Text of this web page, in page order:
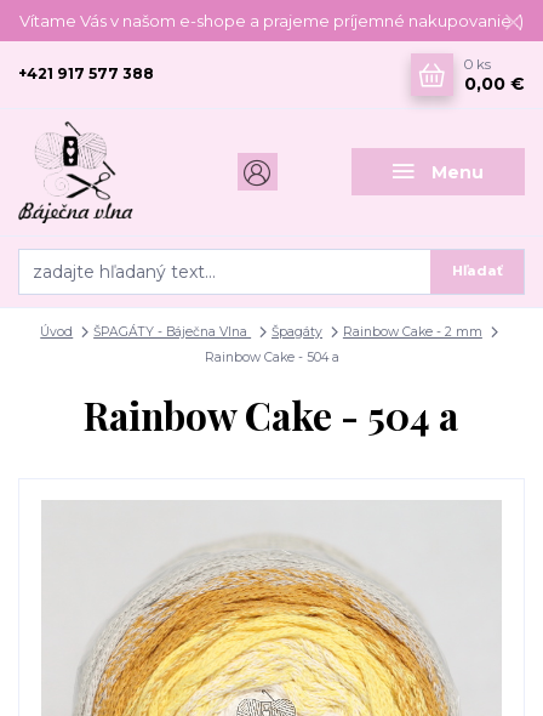
Vítame Vás v našom e-shope a prajeme príjemné nakupovanie :)
Menu
Hľadať
+421 917 577 388
0 ks
0,00 €
Úvod ŠPAGÁTY - Báječna Vlna Špagáty
Rainbow Cake - 2 mm
Rainbow Cake - 504 a
Rainbow Cake - 504 a